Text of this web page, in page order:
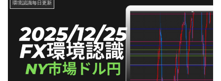
環境認識毎日更新